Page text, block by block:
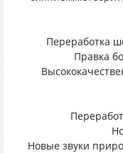
Переработка
Правка
Новые звуки